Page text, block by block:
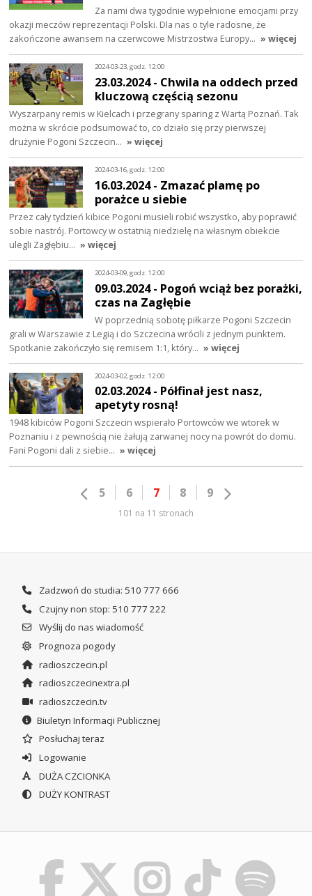
Za nami dwa tygodnie wypełnione emocjami przy
okazji meczów reprezentacji Polski. Dla nas o tyle radosne, że
zakończone awansem na czerwcowe Mistrzostwa Europy… » więcej
2024-03-23, godz. 12:00
23.03.2024 - Chwila na oddech przed
kluczową częścią sezonu
Wyszarpany remis w Kielcach i przegrany sparing z Wartą Poznań. Tak
można w skrócie podsumować to, co działo się przy pierwszej
drużynie Pogoni Szczecin… » więcej
2024-03-16, godz. 12:00
16.03.2024 - Zmazać plamę po
porażce u siebie
Przez cały tydzień kibice Pogoni musieli robić wszystko, aby poprawić
sobie nastrój. Portowcy w ostatnią niedzielę na własnym obiekcie
ulegli Zagłębiu… » więcej
2024-03-09, godz. 12:00
09.03.2024 - Pogoń wciąż bez porażki,
czas na Zagłębie
W poprzednią sobotę piłkarze Pogoni Szczecin
grali w Warszawie z Legią i do Szczecina wrócili z jednym punktem.
Spotkanie zakończyło się remisem 1:1, który… » więcej
2024-03-02, godz. 12:00
02.03.2024 - Półfinał jest nasz,
apetyty rosną!
1948 kibiców Pogoni Szczecin wspierało Portowców we wtorek w
Poznaniu i z pewnością nie żałują zarwanej nocy na powrót do domu.
Fani Pogoni dali z siebie… » więcej
5 6 7 8 9
101 na 11 stronach
Zadzwoń do studia: 510 777 666
Czujny non stop: 510 777 222
Wyślij do nas wiadomość
Prognoza pogody
radioszczecin.pl
radioszczecinextra.pl
radioszczecin.tv
Biuletyn Informacji Publicznej
Posłuchaj teraz
Logowanie
DUŻA CZCIONKA
DUŻY KONTRAST